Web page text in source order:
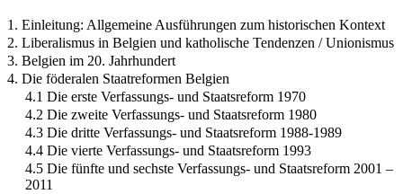
1. Einleitung: Allgemeine Ausführungen zum historischen Kontext
2. Liberalismus in Belgien und katholische Tendenzen / Unionismus
3. Belgien im 20. Jahrhundert
4. Die föderalen Staatreformen Belgien
4.1 Die erste Verfassungs- und Staatsreform 1970
4.2 Die zweite Verfassungs- und Staatsreform 1980
4.3 Die dritte Verfassungs- und Staatsreform 1988-1989
4.4 Die vierte Verfassungs- und Staatsreform 1993
4.5 Die fünfte und sechste Verfassungs- und Staatsreform 2001 –
2011